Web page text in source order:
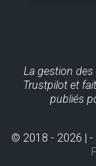
La gestion
Trustpilot et
publiés
© 2018 - 2026 | -